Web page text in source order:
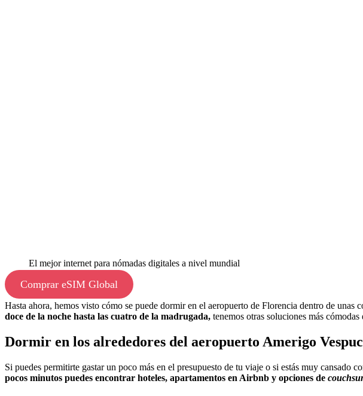
El mejor internet para nómadas digitales a nivel mundial
Comprar eSIM Global
Hasta ahora, hemos visto cómo se puede dormir en el aeropuerto de Florencia dentro de unas
doce de la noche hasta las cuatro de la madrugada, tenemos otras soluciones más
Dormir en los alrededores del aeropuerto Amerigo
Si puedes permitirte gastar un poco más en el presupuesto de tu viaje o si estás muy cansado
pocos minutos puedes encontrar hoteles, apartamentos en Airbnb y opciones de